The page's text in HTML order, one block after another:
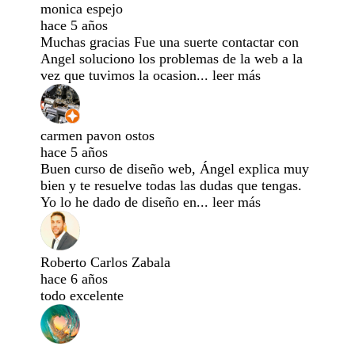
monica espejo
hace 5 años
Muchas gracias Fue una suerte contactar con
Angel soluciono los problemas de la web a la
vez que tuvimos la ocasion...leer más
carmen pavon ostos
hace 5 años
Buen curso de diseño web, Ángel explica muy
bien y te resuelve todas las dudas que tengas.
Yo lo he dado de diseño en...leer más
Roberto Carlos Zabala
hace 6 años
todo excelente